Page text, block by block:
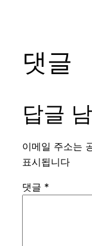
댓글
답글
이메일 주소는
표시됩니다
댓글 *